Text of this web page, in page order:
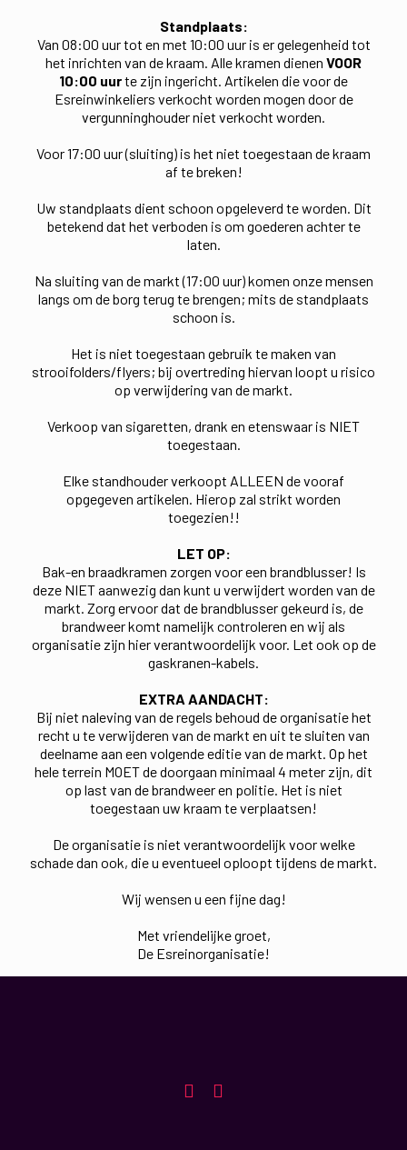
Standplaats:
Van 08:00 uur tot en met 10:00 uur is er gelegenheid tot
het inrichten van de kraam. Alle kramen dienen VOOR
10:00 uurte zijn ingericht. Artikelen die voor de
Esreinwinkeliers verkocht worden mogen door de
vergunninghouder niet verkocht worden.
Voor 17:00 uur (sluiting) is het niet toegestaan de kraam
af te breken!
Uw standplaats dient schoon opgeleverd te worden. Dit
betekend dat het verboden is om goederen achter te
laten.
Na sluiting van de markt (17:00 uur) komen onze mensen
langs om de borg terug te brengen; mits de standplaats
schoon is.
Het is niet toegestaan gebruik te maken van
strooifolders/flyers; bij overtreding hiervan loopt u risico
op verwijdering van de markt.
Verkoop van sigaretten, drank en etenswaar is NIET
toegestaan.
Elke standhouder verkoopt ALLEEN de vooraf
opgegeven artikelen. Hierop zal strikt worden
toegezien!!
LET OP:
Bak-en braadkramen zorgen voor een brandblusser! Is
deze NIET aanwezig dan kunt u verwijdert worden van de
markt. Zorg ervoor dat de brandblusser gekeurd is, de
brandweer komt namelijk controleren en wij als
organisatie zijn hier verantwoordelijk voor. Let ook op de
gaskranen-kabels.
EXTRA AANDACHT:
Bij niet naleving van de regels behoud de organisatie het
recht u te verwijderen van de markt en uit te sluiten van
deelname aan een volgende editie van de markt. Op het
hele terrein MOET de doorgaan minimaal 4 meter zijn, dit
op last van de brandweer en politie. Het is niet
toegestaan uw kraam te verplaatsen!
De organisatie is niet verantwoordelijk voor welke
schade dan ook, die u eventueel oploopt tijdens de markt.
Wij wensen u een fijne dag!
Met vriendelijke groet,
De Esreinorganisatie!